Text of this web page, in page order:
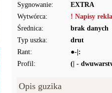
Sygnowanie:
EXTRA
Wytwórca:
! Napisy
Średnica:
brak danych
Typ uszka:
drut
Rant:
●-|:
Profil:
(| -
Opis guzika